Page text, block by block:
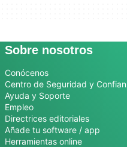
Sobre nosotros
Conócenos
Centro de Seguridad y
Ayuda y Soporte
Empleo
Directrices editoriales
Añade tu software / app
Herramientas online